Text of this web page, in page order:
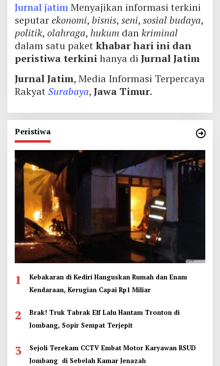
Jurnal jatimMenyajikan informasi terkini
seputarekonomi, bisnis, seni, sosial budaya,
politik, olahraga, hukum dankriminal
dalam satu paketkhabar hari ini dan
peristiwa terkinihanya di Jurnal Jatim
Jurnal Jatim, Media Informasi Terpercaya
RakyatSurabaya, Jawa Timur.
Peristiwa
1
Kebakaran di Kediri Hanguskan Rumah dan Enam
Kendaraan, Kerugian Capai Rp1 Miliar
2
Brak! Truk Tabrak Elf Lalu Hantam Tronton di
Jombang, Sopir Sempat Terjepit
3
Sejoli Terekam CCTV Embat Motor Karyawan RSUD
Jombang di Sebelah Kamar Jenazah